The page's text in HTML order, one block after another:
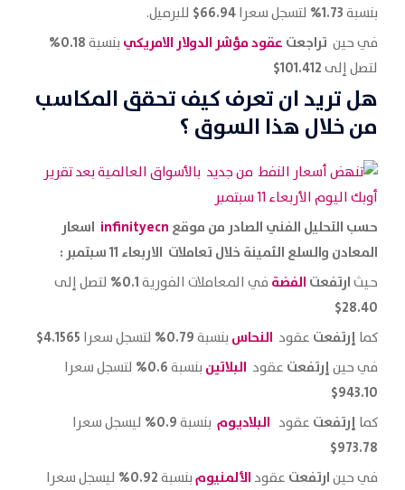
بنسبة1.73% لتسجل سعرا66.94$ للبرميل.
في حين تراجعت عقود مؤشر الدولار الامريكي بنسبة0.18%
لتصل إلى101.412$
هل تريد ان تعرف كيف تحقق المكاسب
من خلال هذا السوق ؟
حسب التحليل الفني الصادر من موقع infinityecn اسعار
المعادن والسلع الثمينة خلال تعاملات الاربعاء 11 سبتمبر :
حيثارتفعت الفضة في المعاملات الفورية0.1% لتصل إلى
28.40$
كما إرتفعت عقود النحاس بنسبة0.79% لتسجل سعرا 4.1565$
في حينإرتفعت عقود البلاتين بنسبة لتسجل سعرا
943.10$
كما إرتفعت عقود البلاديوم بنسبة0.9% ليسجل سعرا
973.78$
في حينارتفعت عقود الألمنيومبنسبة0.92% ليسجل سعرا